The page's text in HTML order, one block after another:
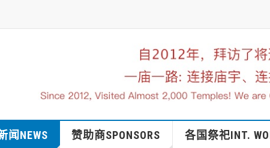
闻NEWS 赞助商SPONSORS 各国祭祀INT.